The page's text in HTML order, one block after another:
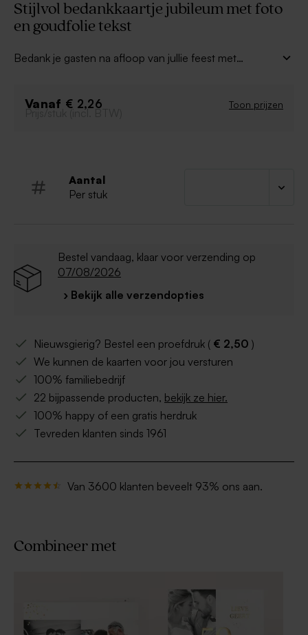
Stijlvol bedankkaartje jubileum met foto
en goudfolie tekst
Bedank je gasten na afloop van jullie feest met
personaliseer dit mooie bedankkaartje in onze editor
Vanaf € 2,26 Toon prijzen
Prijs/stuk (incl. BTW)
Aantal
Per stuk
Bestel vandaag, klaar voor verzending op
07/08/2026
› Bekijk alle verzendopties
Nieuwsgierig? Bestel een proefdruk ( € 2,50 )
We kunnen de kaarten voor jou versturen
100% familiebedrijf
22 bijpassende producten, bekijk ze hier.
100% happy of een gratis herdruk
Tevreden klanten sinds 1961
Van 3600 klanten beveelt 93% ons aan.
Combineer met